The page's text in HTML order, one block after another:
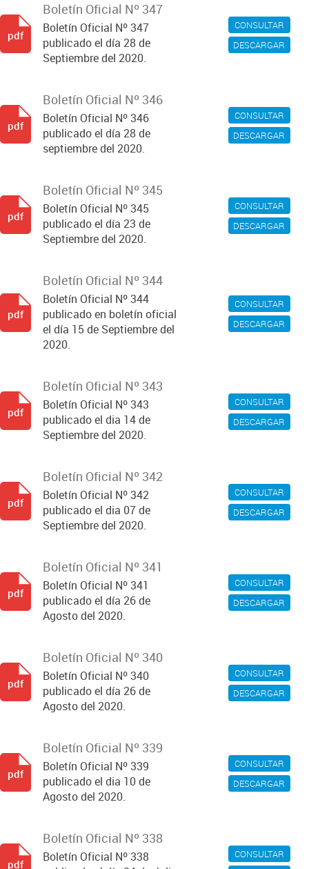
CONSULTAR
DESCARGAR
Boletín Oficial Nº 347
Boletín Oficial Nº 347
publicado el día 28 de
Septiembre del 2020.
pdf
CONSULTAR
DESCARGAR
Boletín Oficial Nº 346
Boletín Oficial Nº 346
publicado el día 28 de
septiembre del 2020.
pdf
CONSULTAR
DESCARGAR
Boletín Oficial Nº 345
Boletín Oficial Nº 345
publicado el día 23 de
Septiembre del 2020.
pdf
CONSULTAR
DESCARGAR
Boletín Oficial Nº 344
Boletín Oficial Nº 344
publicado en boletín oficial
el día 15 de Septiembre del
2020.
pdf
CONSULTAR
DESCARGAR
Boletín Oficial Nº 343
Boletín Oficial Nº 343
publicado el dia 14 de
Septiembre del 2020.
pdf
CONSULTAR
DESCARGAR
Boletín Oficial Nº 342
Boletín Oficial Nº 342
publicado el dia 07 de
Septiembre del 2020.
pdf
CONSULTAR
DESCARGAR
Boletín Oficial Nº 341
Boletín Oficial Nº 341
publicado el día 26 de
Agosto del 2020.
pdf
CONSULTAR
DESCARGAR
Boletín Oficial Nº 340
Boletín Oficial Nº 340
publicado el día 26 de
Agosto del 2020.
pdf
CONSULTAR
DESCARGAR
Boletín Oficial Nº 339
Boletín Oficial Nº 339
publicado el dia 10 de
Agosto del 2020.
pdf
CONSULTAR
Boletín Oficial Nº 338
Boletín Oficial Nº 338
pdf